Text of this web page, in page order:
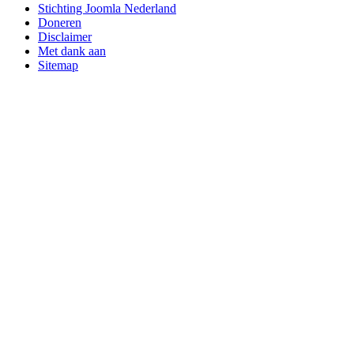
Stichting Joomla Nederland
Doneren
Disclaimer
Met dank aan
Sitemap